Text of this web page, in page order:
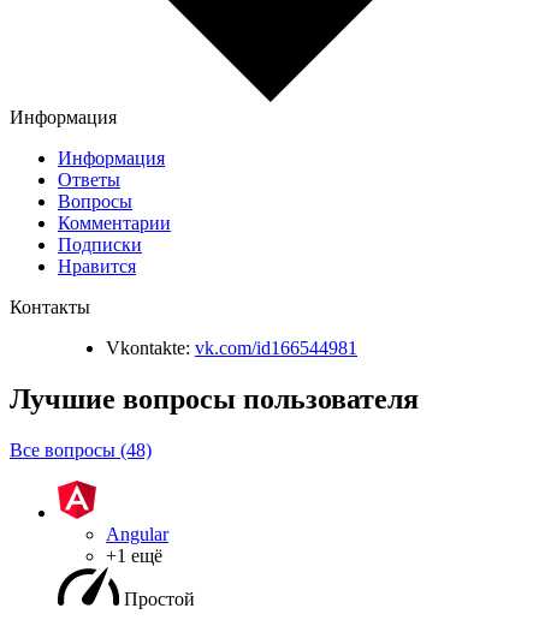
Информация
Информация
Ответы
Вопросы
Комментарии
Подписки
Нравится
Контакты
Vkontakte: vk.com/id166544981
Лучшие вопросы пользователя
Все вопросы (48)
Angular
+1 ещё
Простой